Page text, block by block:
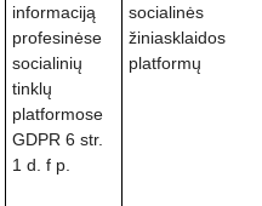
informaciją
profesinėse
socialinių
tinklų
platformose
GDPR 6 str.
1 d. f p.
socialinės
žiniasklaidos
platformų